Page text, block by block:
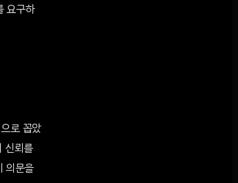
요구하
로 꼽았
신뢰를
의문을